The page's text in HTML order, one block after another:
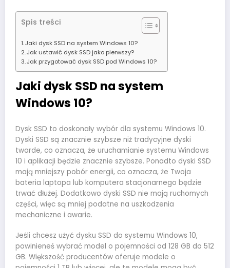
Spis treści
Jaki dysk SSD na system Windows 10?
Jak ustawić dysk SSD jako pierwszy?
Jak przygotować dysk SSD pod Windows 10?
Jaki dysk SSD na system
Windows 10?
Dysk SSD to doskonały wybór dla systemu Windows 10.
Dyski SSD są znacznie szybsze niż tradycyjne dyski
twarde, co oznacza, że ​​uruchamianie systemu Windows
10 i aplikacji będzie znacznie szybsze. Ponadto dyski SSD
mają mniejszy pobór energii, co oznacza, że ​​Twoja
bateria laptopa lub komputera stacjonarnego będzie
trwać dłużej. Dodatkowo dyski SSD nie mają ruchomych
części, więc są mniej podatne na uszkodzenia
mechaniczne i awarie.
Jeśli chcesz użyć dysku SSD do systemu Windows 10,
powinieneś wybrać model o pojemności od 128 GB do 512
GB. Większość producentów oferuje modele o